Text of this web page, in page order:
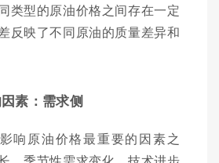
类型的原油价格之间存在一定
反映了不同原油的质量差异和
素：需求侧
响原油价格最重要的因素之